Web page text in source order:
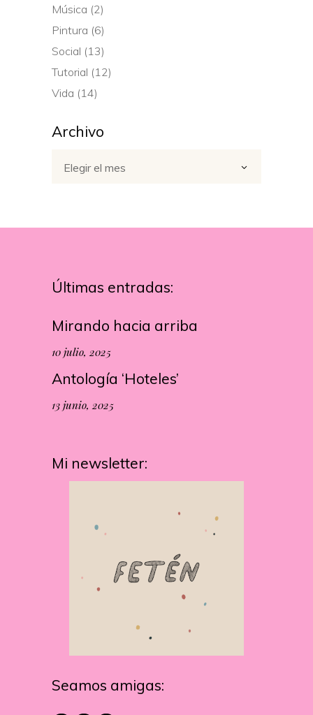
Música (2)
Pintura (6)
Social (13)
Tutorial (12)
Vida (14)
Archivo
Elegir el mes
Últimas entradas:
Mirando hacia arriba
10 julio, 2025
Antología ‘Hoteles’
13 junio, 2025
Mi newsletter:
Seamos amigas: